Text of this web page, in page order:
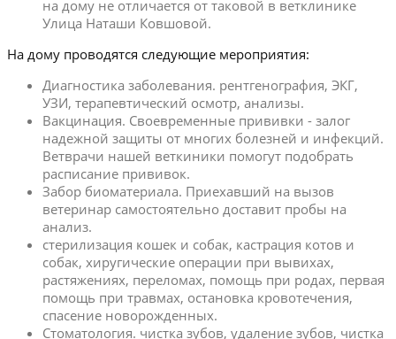
на дому не отличается от таковой в ветклинике
Улица Наташи Ковшовой.
На дому проводятся следующие мероприятия:
Диагностика заболевания. рентгенография, ЭКГ,
УЗИ, терапевтический осмотр, анализы.
Вакцинация. Своевременные прививки - залог
надежной защиты от многих болезней и инфекций.
Ветврачи нашей веткиники помогут подобрать
расписание прививок.
Забор биоматериала. Приехавший на вызов
ветеринар самостоятельно доставит пробы на
анализ.
стерилизация кошек и собак, кастрация котов и
собак, хиругические операции при вывихах,
растяжениях, переломах, помощь при родах, первая
помощь при травмах, остановка кровотечения,
спасение новорожденных.
Стоматология. чистка зубов, удаление зубов, чистка